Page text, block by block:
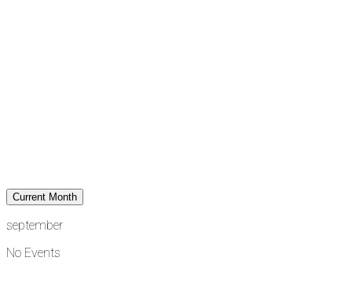
Current Month
september
No Events